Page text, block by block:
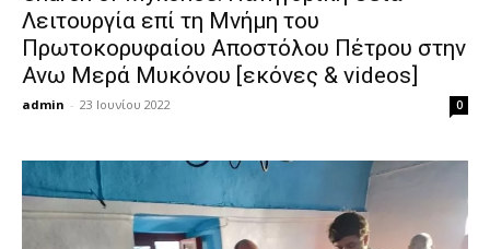
Λειτουργία επί τη Μνήμη του
Πρωτοκορυφαίου Αποστόλου Πέτρου στην
Ανω Μερά Μυκόνου [εκόνες & videos]
admin - 23 Ιουνίου 2022 0